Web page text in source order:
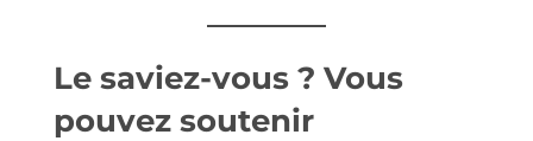
Le saviez-vous ? Vous
pouvez soutenir